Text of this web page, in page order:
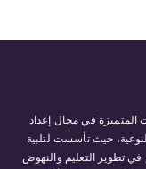
المتميزة في مجال إعداد
حيث تأسست لتلبية
في تطوير التعليم والنهوض